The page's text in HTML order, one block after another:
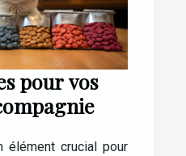
pour vos
élément crucial pour